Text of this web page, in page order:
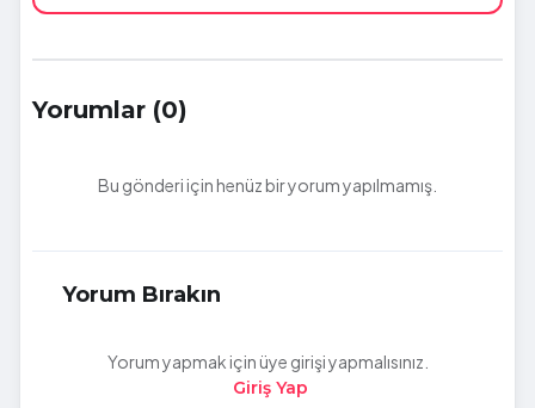
Yorumlar (0)
Bu gönderi için henüz bir yorum yapılmamış.
Yorum Bırakın
Yorum yapmak için üye girişi yapmalısınız.
Giriş Yap